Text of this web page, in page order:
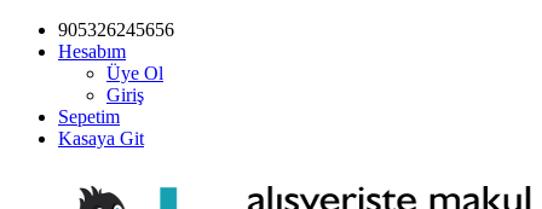
905326245656
Hesabım
Üye Ol
Giriş
Sepetim
Kasaya Git